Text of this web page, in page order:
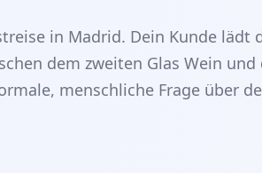
in Madrid. Dein Kunde lädt
dem zweiten Glas Wein
menschliche Frage über